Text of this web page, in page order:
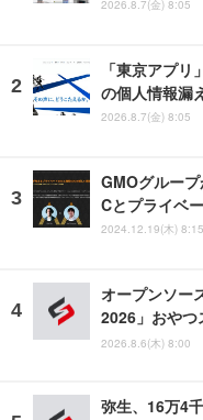
2026.8.7(金) 8:05
「東京アプリ
の個人情報漏
2026.8.7(金) 8:05
GMOグルー
Cとプライベ
2024.12.19(木) 8:15
オープンソー
2026」おやつ
2026.8.6(木) 8:00
弥生、16万4